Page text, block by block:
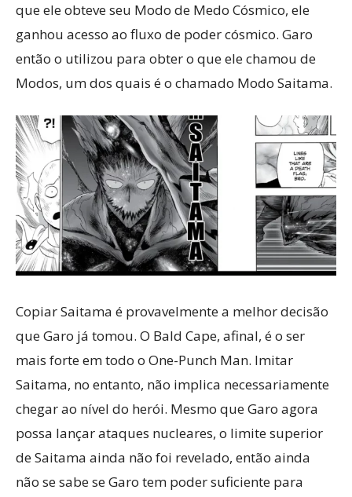
que ele obteve seu Modo de Medo Cósmico, ele
ganhou acesso ao fluxo de poder cósmico. Garo
então o utilizou para obter o que ele chamou de
Modos, um dos quais é o chamado Modo Saitama.
Copiar Saitama é provavelmente a melhor decisão
que Garo já tomou. O Bald Cape, afinal, é o ser
mais forte em todo o One-Punch Man. Imitar
Saitama, no entanto, não implica necessariamente
chegar ao nível do herói. Mesmo que Garo agora
possa lançar ataques nucleares, o limite superior
de Saitama ainda não foi revelado, então ainda
não se sabe se Garo tem poder suficiente para